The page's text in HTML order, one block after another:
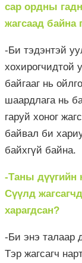
сар ордны
жагсаад байна
-Би тэдэнтэй
хохирогчидтой
байгааг нь
шаардлага нь
гаруй хоног
байвал би
байхгүй байна.
-Таны дүүгийн
Сүүлд
харагдсан?
-Би энэ талаар
Тэр жагсагч